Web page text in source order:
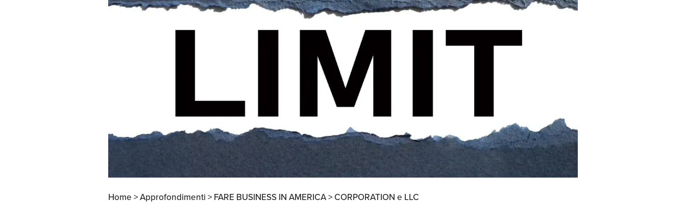
Apertura Ristoranti
Ricerche di Mercato
Assicurazioni, Permessi
Ricerca Personale e
Gestione Risorse
Umane
Home >Approfondimenti > FARE BUSINESS IN AMERICA >CORPORATION e LLC